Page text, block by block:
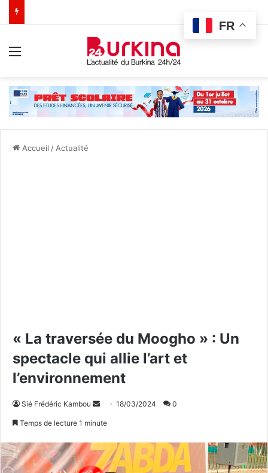
Accueil / Actualité
« La traversée du Moogho » : Un
spectacle qui allie l’art et
l’environnement
Sié Frédéric Kambou
y
18/03/2024 0
Temps de lecture 1 minute
FR